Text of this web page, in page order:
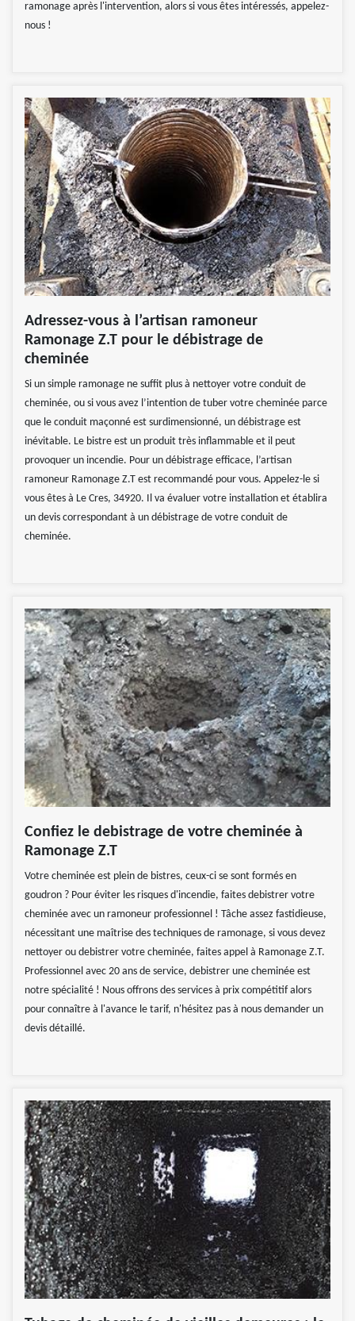
ramonage après l'intervention, alors si vous êtes intéressés, appelez-
nous !
Adressez-vous à l’artisan ramoneur
Ramonage Z.T pour le débistrage de
cheminée
Si un simple ramonage ne suffit plus à nettoyer votre conduit de
cheminée, ou si vous avez l’intention de tuber votre cheminée parce
que le conduit maçonné est surdimensionné, un débistrage est
inévitable. Le bistre est un produit très inflammable et il peut
provoquer un incendie. Pour un débistrage efficace, l’artisan
ramoneur Ramonage Z.T est recommandé pour vous. Appelez-le si
vous êtes à Le Cres, 34920. Il va évaluer votre installation et établira
un devis correspondant à un débistrage de votre conduit de
cheminée.
Confiez le debistrage de votre cheminée à
Ramonage Z.T
Votre cheminée est plein de bistres, ceux-ci se sont formés en
goudron ? Pour éviter les risques d'incendie, faites debistrer votre
cheminée avec un ramoneur professionnel ! Tâche assez fastidieuse,
nécessitant une maîtrise des techniques de ramonage, si vous devez
nettoyer ou debistrer votre cheminée, faites appel à Ramonage Z.T.
Professionnel avec 20 ans de service, debistrer une cheminée est
notre spécialité ! Nous offrons des services à prix compétitif alors
pour connaître à l'avance le tarif, n'hésitez pas à nous demander un
devis détaillé.